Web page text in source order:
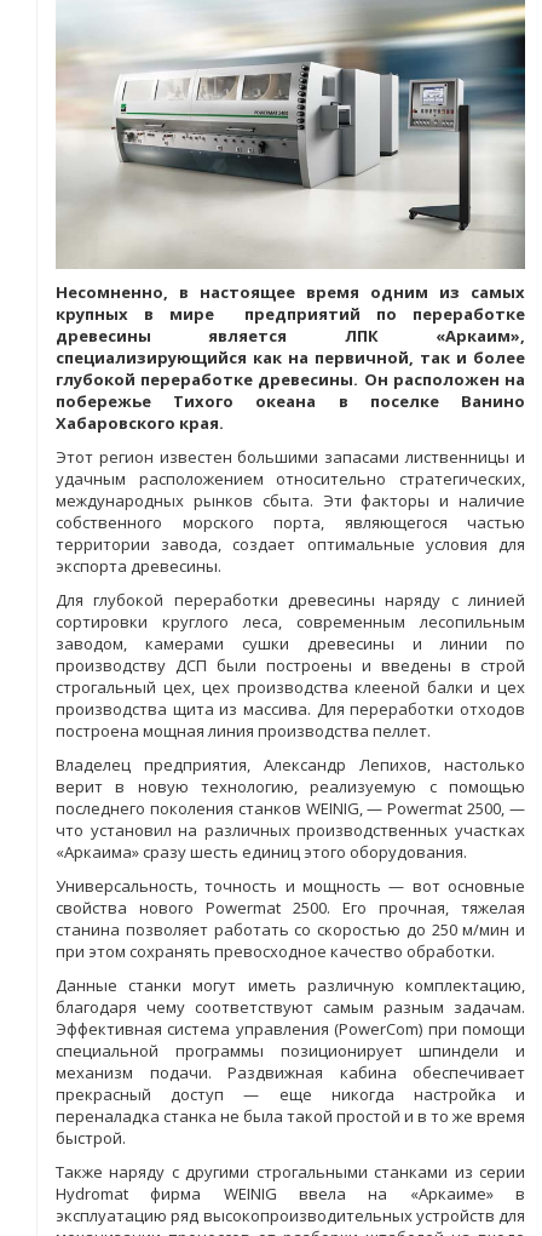
Несомненно, в настоящее время одним из самых
крупных в мире предприятий по переработке
древесины является ЛПК «Аркаим»,
специализирующийся как на первичной, так и более
глубокой переработке древесины. Он расположен на
побережье Тихого океана в поселке Ванино
Хабаровского края.
Этот регион известен большими запасами лиственницы и
удачным расположением относительно стратегических,
международных рынков сбыта. Эти факторы и наличие
собственного морского порта, являющегося частью
территории завода, создает оптимальные условия для
экспорта древесины.
Для глубокой переработки древесины наряду с линией
сортировки круглого леса, современным лесопильным
заводом, камерами сушки древесины и линии по
производству ДСП были построены и введены в строй
строгальный цех, цех производства клееной балки и цех
производства щита из массива. Для переработки отходов
построена мощная линия производства пеллет.
Владелец предприятия, Александр Лепихов, настолько
верит в новую технологию, реализуемую с помощью
последнего поколения станков WEINIG, — Powermat 2500, —
что установил на различных производственных участках
«Аркаима» сразу шесть единиц этого оборудования.
Универсальность, точность и мощность — вот основные
свойства нового Powermat 2500. Его прочная, тяжелая
станина позволяет работать со скоростью до 250 м/мин и
при этом сохранять превосходное качество обработки.
Данные станки могут иметь различную комплектацию,
благодаря чему соответствуют самым разным задачам.
Эффективная система управления (PowerCom) при помощи
специальной программы позиционирует шпиндели и
механизм подачи. Раздвижная кабина обеспечивает
прекрасный доступ — еще никогда настройка и
переналадка станка не была такой простой и в то же время
быстрой.
Также наряду с другими строгальными станками из серии
Hydromat фирма WEINIG ввела на «Аркаиме» в
эксплуатацию ряд высокопроизводительных устройств для